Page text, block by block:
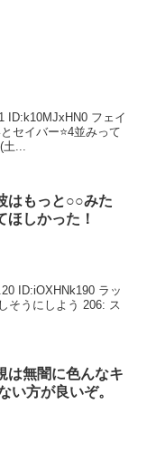
ID:k10MJxHN0 フェイ
セイバー⭐4並みって
土...
はもっと○○みた
ほしかった！
ID:iOXHNk190 ラッ
そうにしよう 206: ス
は無闇に色んなキ
い方が良いぞ。